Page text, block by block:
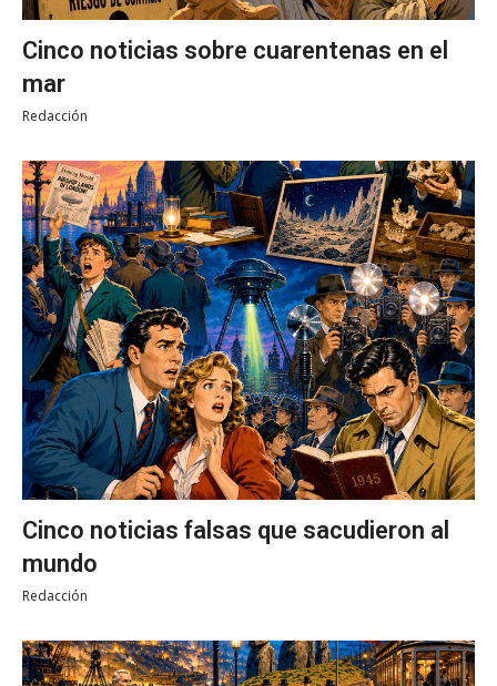
Cinco noticias sobre cuarentenas en el
mar
Redacción
Cinco noticias falsas que sacudieron al
mundo
Redacción